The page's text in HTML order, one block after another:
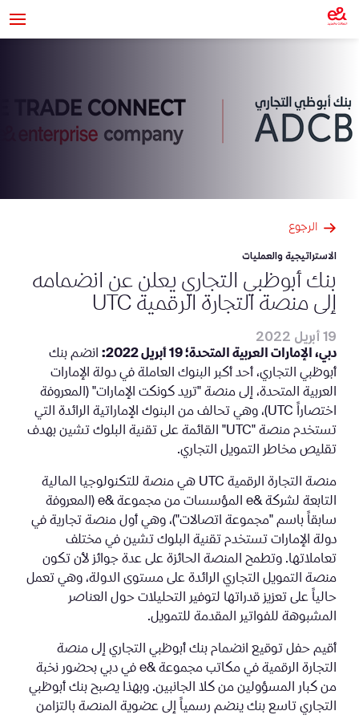
الرجوع
الاستراتيجية والعمليات
بنك أبوظبي التجاري يعلن عن انضمامه
إلى منصة التجارة الرقمية UTC
19 أبريل 2022
دبي، الإمارات العربية المتحدة؛ 19 أبريل 2022:
انضم بنك
أبوظبي التجاري، أحد أكبر البنوك العاملة في دولة الإمارات
العربية المتحدة، إلى منصة "تريد كونكت الإمارات" (المعروفة
اختصاراً UTC)، وهي تحالف من البنوك الإماراتية الرائدة التي
تستخدم منصة "UTC" القائمة على تقنية البلوك تشين بهدف
تقليص مخاطر التمويل التجاري.
منصة التجارة الرقمية UTC هي منصة للتكنولوجيا المالية
التابعة لشركة &e المؤسسات من مجموعة &e (المعروفة
سابقاً باسم "مجموعة اتصالات")، وهي أول منصة تجارية في
دولة الإمارات تستخدم تقنية البلوك تشين في مختلف
تعاملاتها. وتطمح المنصة الحائزة على عدة جوائز لأن تكون
منصة التمويل التجاري الرائدة على مستوى الدولة، وهي تعمل
حالياً على تعزيز قدراتها لتوفير التحليلات حول العناصر
المشبوهة للفواتير المقدمة للتمويل.
أقيم حفل توقيع انضمام بنك أبوظبي التجاري إلى منصة
التجارة الرقمية في مكاتب مجموعة &e في دبي بحضور نخبة
من كبار المسؤولين من كلا الجانبين. وبهذا يصبح بنك أبوظبي
التجاري تاسع بنك ينضم رسمياً إلى عضوية المنصة بالتزامن